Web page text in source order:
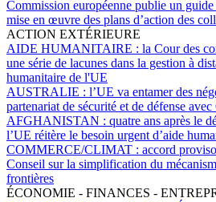
Commission européenne publie un
mise en œuvre des plans d’action des
ACTION EXTÉRIEURE
AIDE HUMANITAIRE : la Cour des
une série de lacunes dans la gestion à
humanitaire de l'UE
AUSTRALIE : l’UE va entamer des
partenariat de sécurité et de défense avec
AFGHANISTAN : quatre ans après le
l’UE réitère le besoin urgent d’aide
COMMERCE/CLIMAT : accord
Conseil sur la simplification du
frontières
ÉCONOMIE - FINANCES -